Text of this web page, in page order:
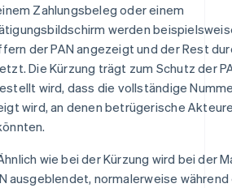
Zahlungsbeleg oder einem
werden
der PAN angezeigt und der Rest
Die Kürzung trägt zum Schutz der
wird, dass die vollständige
wird, an denen betrügerische
wie bei der Kürzung wird bei der
ausgeblendet, normalerweise während